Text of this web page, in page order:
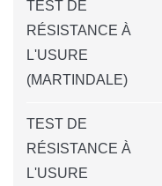
TEST DE
RÉSISTANCE À
L'USURE
(MARTINDALE)
TEST DE
RÉSISTANCE À
L'USURE